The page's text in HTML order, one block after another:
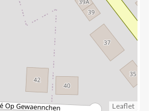
Leaflet